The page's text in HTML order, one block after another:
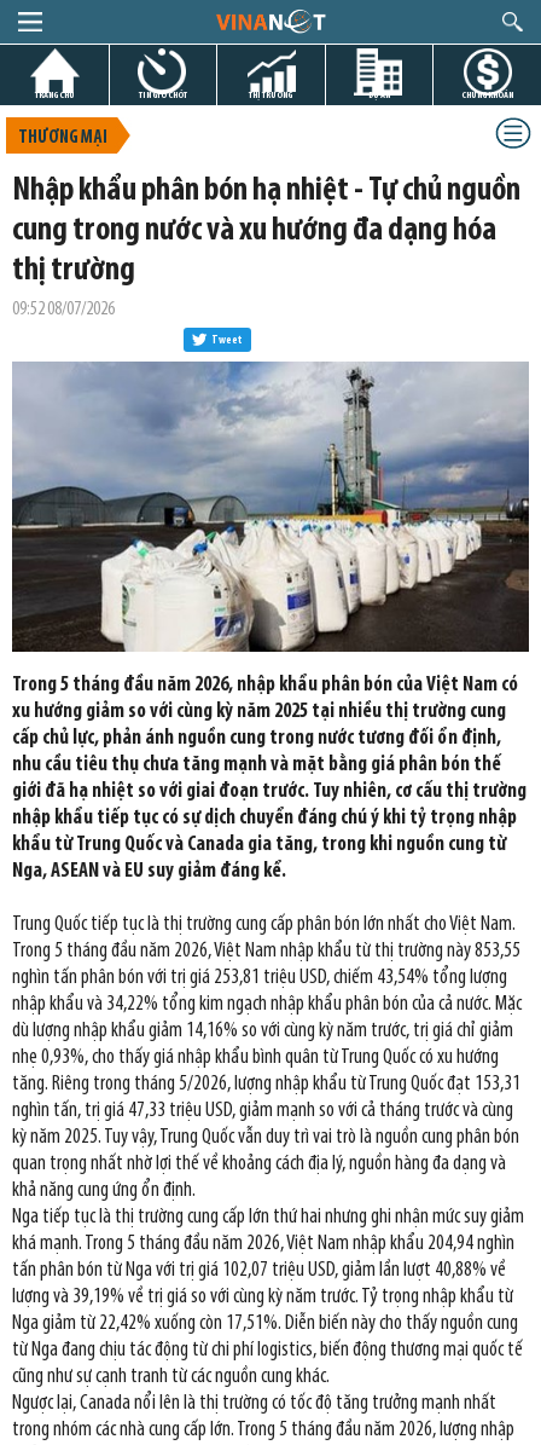
TRANG CHỦ TIN GIỜ CHÓT THỊ TRƯỜNG DỰ ÁN CHỨNG KHOÁN
THƯƠNG MẠI
Nhập khẩu phân bón hạ nhiệt - Tự chủ nguồn
cung trong nước và xu hướng đa dạng hóa
thị trường
09:52 08/07/2026
Tweet
Trong 5 tháng đầu năm 2026, nhập khẩu phân bón của Việt Nam có
xu hướng giảm so với cùng kỳ năm 2025 tại nhiều thị trường cung
cấp chủ lực, phản ánh nguồn cung trong nước tương đối ổn định,
nhu cầu tiêu thụ chưa tăng mạnh và mặt bằng giá phân bón thế
giới đã hạ nhiệt so với giai đoạn trước. Tuy nhiên, cơ cấu thị trường
nhập khẩu tiếp tục có sự dịch chuyển đáng chú ý khi tỷ trọng nhập
khẩu từ Trung Quốc và Canada gia tăng, trong khi nguồn cung từ
Nga, ASEAN và EU suy giảm đáng kể.
Trung Quốc tiếp tục là thị trường cung cấp phân bón lớn nhất cho Việt Nam.
Trong 5 tháng đầu năm 2026, Việt Nam nhập khẩu từ thị trường này 853,55
nghìn tấn phân bón với trị giá 253,81 triệu USD, chiếm 43,54% tổng lượng
nhập khẩu và 34,22% tổng kim ngạch nhập khẩu phân bón của cả nước. Mặc
dù lượng nhập khẩu giảm 14,16% so với cùng kỳ năm trước, trị giá chỉ giảm
nhẹ 0,93%, cho thấy giá nhập khẩu bình quân từ Trung Quốc có xu hướng
tăng. Riêng trong tháng 5/2026, lượng nhập khẩu từ Trung Quốc đạt 153,31
nghìn tấn, trị giá 47,33 triệu USD, giảm mạnh so với cả tháng trước và cùng
kỳ năm 2025. Tuy vậy, Trung Quốc vẫn duy trì vai trò là nguồn cung phân bón
quan trọng nhất nhờ lợi thế về khoảng cách địa lý, nguồn hàng đa dạng và
khả năng cung ứng ổn định.
Nga tiếp tục là thị trường cung cấp lớn thứ hai nhưng ghi nhận mức suy giảm
khá mạnh. Trong 5 tháng đầu năm 2026, Việt Nam nhập khẩu 204,94 nghìn
tấn phân bón từ Nga với trị giá 102,07 triệu USD, giảm lần lượt 40,88% về
lượng và 39,19% về trị giá so với cùng kỳ năm trước. Tỷ trọng nhập khẩu từ
Nga giảm từ 22,42% xuống còn 17,51%. Diễn biến này cho thấy nguồn cung
từ Nga đang chịu tác động từ chi phí logistics, biến động thương mại quốc tế
cũng như sự cạnh tranh từ các nguồn cung khác.
Ngược lại, Canada nổi lên là thị trường có tốc độ tăng trưởng mạnh nhất
trong nhóm các nhà cung cấp lớn. Trong 5 tháng đầu năm 2026, lượng nhập